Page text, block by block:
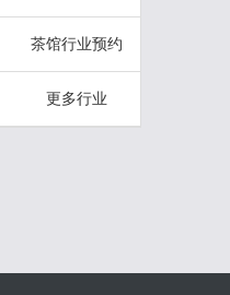
买
茶馆行业预约
更多行业